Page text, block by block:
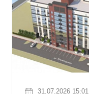
31.07.2026 15:01